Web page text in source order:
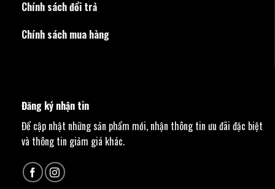
Chính sách đổi trả
Chính sách mua hàng
Đăng ký nhận tin
Để cập nhật những sản phẩm mới, nhận thông tin ưu đãi đặc biệt
và thông tin giảm giá khác.